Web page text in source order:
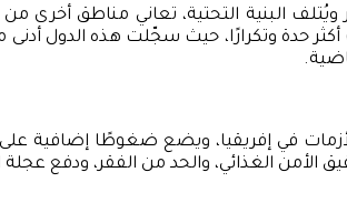
البنية التحتية، تعاني مناطق
أكثر حدة وتكرارًا، حيث سجّلت هذه
الأمن الغذائي، والحد من الفقر، ودفع